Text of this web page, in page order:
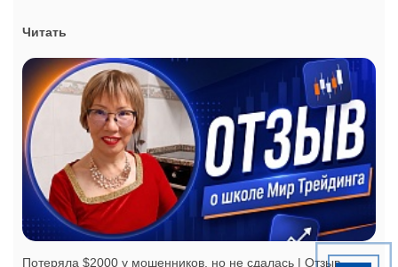
Читать
Потеряла $2000 у мошенников, но не сдалась | Отзыв